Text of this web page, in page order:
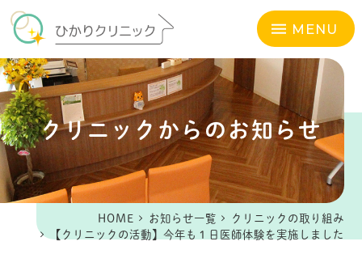
MENU
クリニックからのお知らせ
HOME お知らせ一覧
クリニックの取り組み
【クリニックの活動】今年も１日医師体験を実施しました